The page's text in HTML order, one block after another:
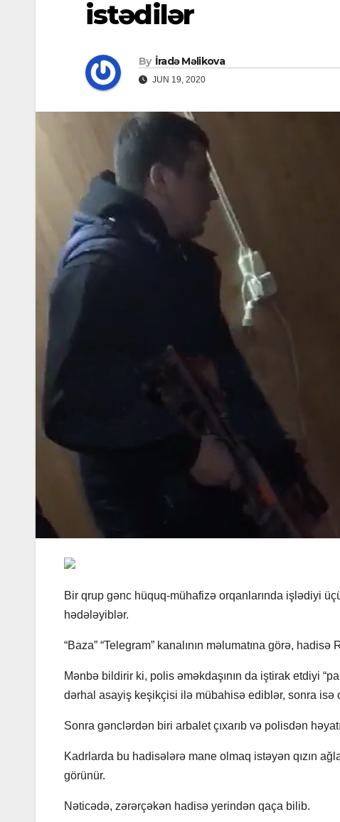
istədilər
By İradə Məlikova
JUN 19, 2020
Bir qrup gənc hüquq-mühafizə orqanlarında işlədiyi
hədələyiblər.
“Baza” “Telegram” kanalının məlumatına görə,
Mənbə bildirir ki, polis əməkdaşının da iştirak etdiyi
dərhal asayiş keşikçisi ilə mübahisə ediblər, sonra isə
Sonra gənclərdən biri arbalet çıxarıb və polisdən
Kadrlarda bu hadisələrə mane olmaq istəyən qızın
görünür.
Nəticədə, zərərçəkən hadisə yerindən qaça bilib.